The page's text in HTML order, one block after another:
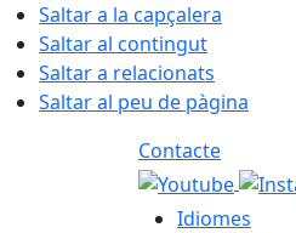
Saltar a la capçalera
Saltar al contingut
Saltar a relacionats
Saltar al peu de pàgina
Contacte
Idiomes